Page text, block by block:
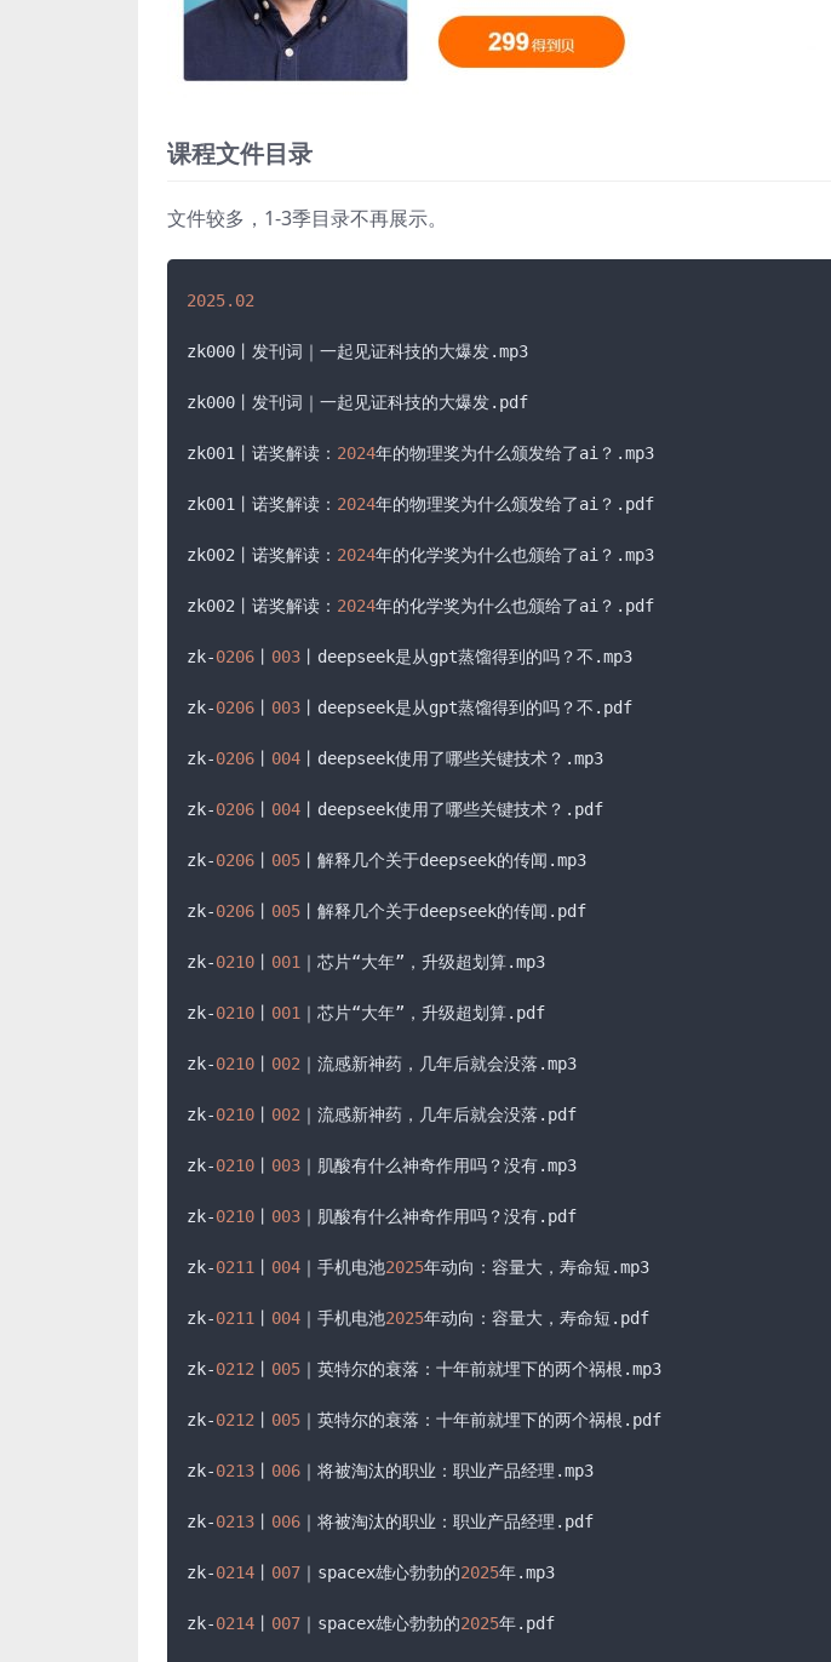
课程文件目录
文件较多，1-3季目录不再展示。
2025.02
zk000丨发刊词｜一起见证科技的大爆发.mp3
zk000丨发刊词｜一起见证科技的大爆发.pdf
zk001丨诺奖解读： 2024年的物理奖为什么颁发给了ai？ .mp3
zk001丨诺奖解读： 2024年的物理奖为什么颁发给了ai？ .pdf
zk002丨诺奖解读： 2024年的化学奖为什么也颁给了ai？ .mp3
zk002丨诺奖解读： 2024年的化学奖为什么也颁给了ai？ .pdf
zk-0206 003 丨deepseek是从gpt蒸馏得到的吗？不 .mp3
zk-0206 003 丨deepseek是从gpt蒸馏得到的吗？不 .pdf
zk-0206 004 丨deepseek使用了哪些关键技术？ .mp3
zk-0206 004 丨deepseek使用了哪些关键技术？ .pdf
zk-0206 005 丨解释几个关于deepseek的传闻 .mp3
zk-0206 005 丨解释几个关于deepseek的传闻 .pdf
zk-0210 001 ｜芯片“大年”，升级超划算.mp3
zk-0210 001 ｜芯片“大年”，升级超划算.pdf
zk-0210 002 ｜流感新神药，几年后就会没落 .mp3
zk-0210 002 ｜流感新神药，几年后就会没落 .pdf
zk-0210 003 ｜肌酸有什么神奇作用吗？没有.mp3
zk-0210 003 ｜肌酸有什么神奇作用吗？没有.pdf
zk-0211 004 ｜手机电池2025年动向：容量大，寿命短 .mp3
zk-0211 004 ｜手机电池2025年动向：容量大，寿命短 .pdf
zk-0212 005 ｜英特尔的衰落：十年前就埋下的两个祸根 .mp3
zk-0212 005 ｜英特尔的衰落：十年前就埋下的两个祸根 .pdf
zk-0213 006 ｜将被淘汰的职业：职业产品经理 .mp3
zk-0213 006 ｜将被淘汰的职业：职业产品经理 .pdf
zk-0214 007 ｜spacex雄心勃勃的2025年.mp3
zk-0214 007 ｜spacex雄心勃勃的2025年.pdf